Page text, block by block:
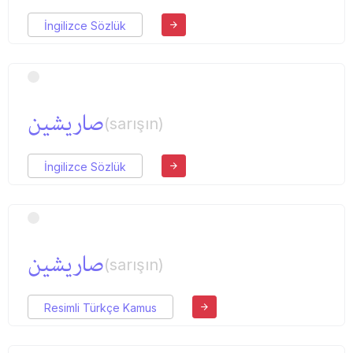
İngilizce Sözlük
صاریشین(sarışın)
İngilizce Sözlük
صاریشین(sarışın)
Resimli Türkçe Kamus